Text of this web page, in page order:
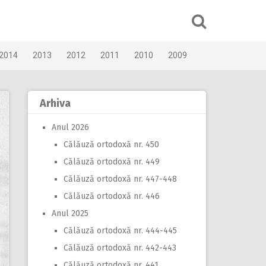
2013 2012 2011 2010 2009
Arhiva
Anul 2026
Călăuză ortodoxă nr. 450
Călăuză ortodoxă nr. 449
Călăuză ortodoxă nr. 447-448
Călăuză ortodoxă nr. 446
Anul 2025
Călăuză ortodoxă nr. 444-445
Călăuză ortodoxă nr. 442-443